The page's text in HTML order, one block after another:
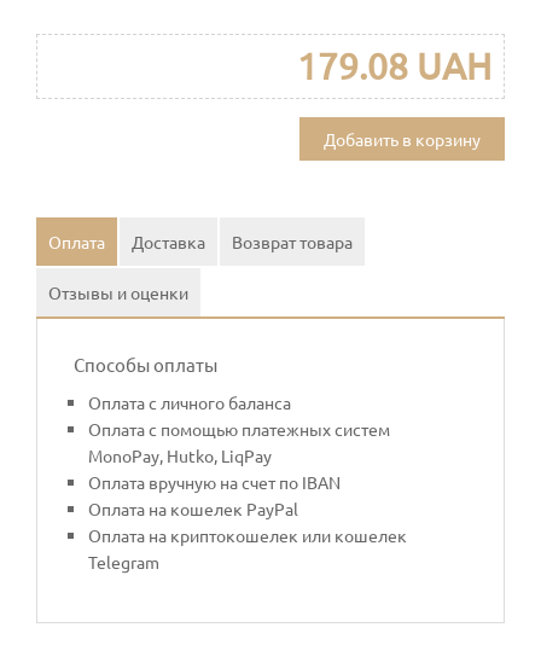
179.08 UAH
Добавить в корзину
Оплата Доставка Возврат товара
Отзывы и оценки
Способы оплаты
Оплата с личного баланса
Оплата с помощью платежных систем
MonoPay, Hutko, LiqPay
Оплата вручную на счет по IBAN
Оплата на кошелек PayPal
Оплата на криптокошелек или кошелек
Telegram